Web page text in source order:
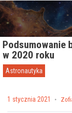
Przejdź do
Podsumowanie
w 2020 roku
Astronautyka
Posted on
1 stycznia 2021 by